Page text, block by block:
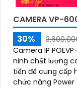
CAMERA VP-
30%
Camera IP
ninh chất lượng
tiến để cung cấp
chức năng Power